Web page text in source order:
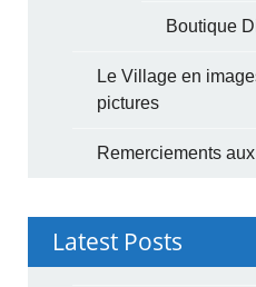
Boutique
Le Village en
pictures
Remerciements
Latest Posts